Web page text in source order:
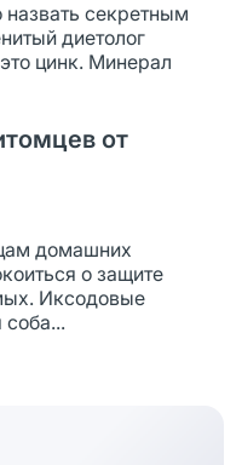
секретным
диетолог
цинк. Минерал
от
домашних
о защите
Иксодовые